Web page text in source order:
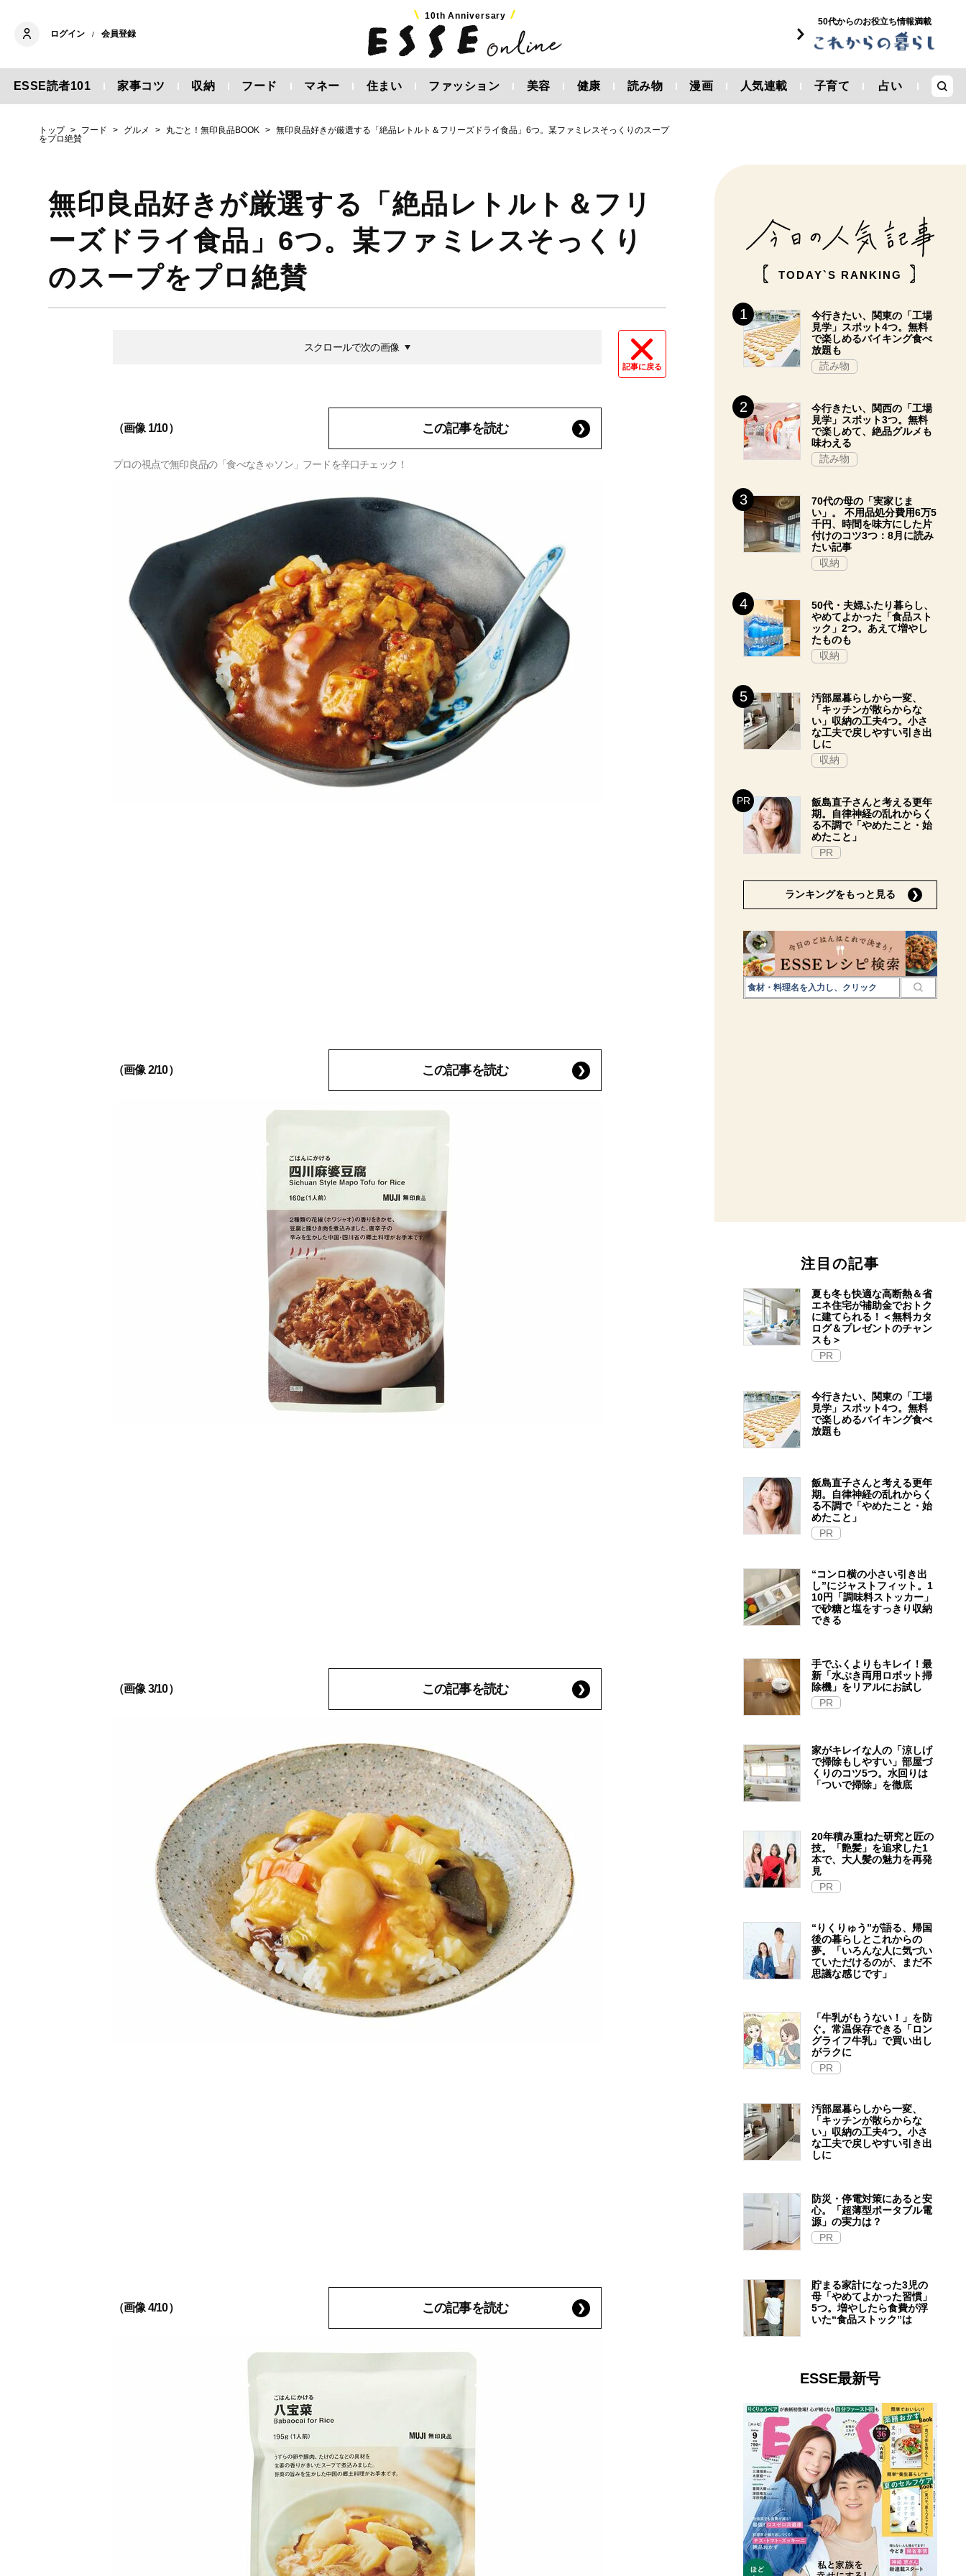
ログイン / 会員登録
10th Anniversary
50代からのお役立ち情報満載
ESSE読者101 家事コツ 収納 フード マネー 住まい ファッション 美容 健康 読み物 漫画 人気連載 子育て 占い
トップ フード グルメ 丸ごと！無印良品BOOK
無印良品好きが厳選する「絶品レトルト＆フリーズドライ食品」6つ。某ファミレスそっくりのスープ
をプロ絶賛
無印良品好きが厳選する「絶品レトルト＆フリ
ーズドライ食品」6つ。某ファミレスそっくり
のスープをプロ絶賛
記事に戻る
スクロールで次の画像
（画像 1/10） この記事を読む
プロの視点で無印良品の「食べなきゃソン」フードを辛口チェック！
（画像 2/10） この記事を読む
（画像 3/10） この記事を読む
（画像 4/10） この記事を読む
TODAY`S RANKING
今行きたい、関東の「工場
見学」スポット4つ。無料
で楽しめるバイキング食べ
放題も
読み物
今行きたい、関西の「工場
見学」スポット3つ。無料
で楽しめて、絶品グルメも
味わえる
読み物
70代の母の「実家じま
い」。 不用品処分費用6万5
千円、時間を味方にした片
付けのコツ3つ：8月に読み
たい記事
収納
50代・夫婦ふたり暮らし、
やめてよかった「食品スト
ック」2つ。あえて増やし
たものも
収納
汚部屋暮らしから一変、
「キッチンが散らからな
い」収納の工夫4つ。小さ
な工夫で戻しやすい引き出
しに
収納
飯島直子さんと考える更年
期。自律神経の乱れからく
る不調で「やめたこと・始
めたこと」
PR
ランキングをもっと見る
注目の記事
夏も冬も快適な高断熱＆省
エネ住宅が補助金でおトク
に建てられる！＜無料カタ
ログ＆プレゼントのチャン
スも＞
PR
今行きたい、関東の「工場
見学」スポット4つ。無料
で楽しめるバイキング食べ
放題も
飯島直子さんと考える更年
期。自律神経の乱れからく
る不調で「やめたこと・始
めたこと」
PR
“コンロ横の小さい引き出
し”にジャストフィット。1
10円「調味料ストッカー」
で砂糖と塩をすっきり収納
できる
手でふくよりもキレイ！最
新「水ぶき両用ロボット掃
除機」をリアルにお試し
PR
家がキレイな人の「涼しげ
で掃除もしやすい」部屋づ
くりのコツ5つ。水回りは
「ついで掃除」を徹底
20年積み重ねた研究と匠の
技。「艶髪」を追求した1
本で、大人髪の魅力を再発
見
PR
“りくりゅう”が語る、帰国
後の暮らしとこれからの
夢。「いろんな人に気づい
ていただけるのが、まだ不
思議な感じです」
「牛乳がもうない！」を防
ぐ。常温保存できる「ロン
グライフ牛乳」で買い出し
がラクに
PR
汚部屋暮らしから一変、
「キッチンが散らからな
い」収納の工夫4つ。小さ
な工夫で戻しやすい引き出
しに
防災・停電対策にあると安
心。「超薄型ポータブル電
源」の実力は？​
PR
貯まる家計になった3児の
母「やめてよかった習慣」
5つ。増やしたら食費が浮
いた“食品ストック”は
ESSE最新号